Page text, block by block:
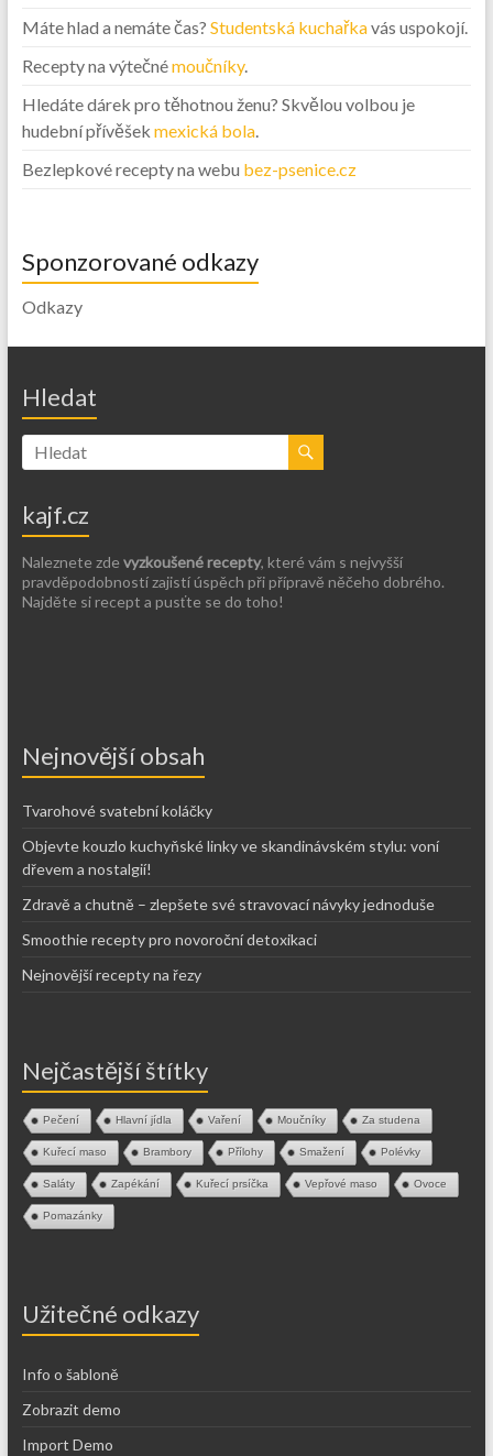
Máte hlad a nemáte čas? Studentská kuchařkavás uspokojí.
Recepty na výtečnémoučníky.
Hledáte dárek pro těhotnou ženu? Skvělou volbou je
hudební přívěšek mexická bola.
Bezlepkové recepty na webu bez-psenice.cz
Sponzorované odkazy
Odkazy
Hledat
kajf.cz
Naleznete zde vyzkoušené recepty, které vám s nejvyšší
pravděpodobností zajistí úspěch při přípravě něčeho dobrého.
Najděte si recept a pusťte se do toho!
Nejnovější obsah
Tvarohové svatební koláčky
Objevte kouzlo kuchyňské linky ve skandinávském stylu: voní
dřevem a nostalgií!
Zdravě a chutně – zlepšete své stravovací návyky jednoduše
Smoothie recepty pro novoroční detoxikaci
Nejnovější recepty na řezy
Nejčastější štítky
Pečení Hlavní jídla Vaření Moučníky Za studena
Kuřecí maso Brambory Přílohy Smažení Polévky
Saláty Zapékání Kuřecí prsíčka Vepřové maso Ovoce
Pomazánky
Užitečné odkazy
Info o šabloně
Zobrazit demo
Import Demo